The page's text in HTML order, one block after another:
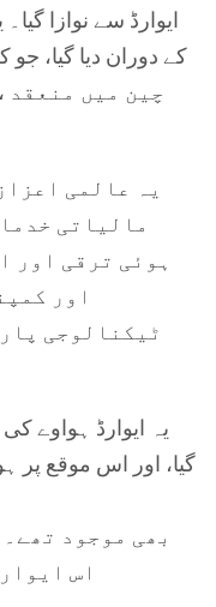
ایوارڈ سے نوازا
کے دوران دیا گیا،
یہ عالمی
مالیاتی
ہوئی ترقی اور
اور
ٹیکنالوجی
یہ ایوارڈ ہواوے
گیا، اور اس موقع پر
اس